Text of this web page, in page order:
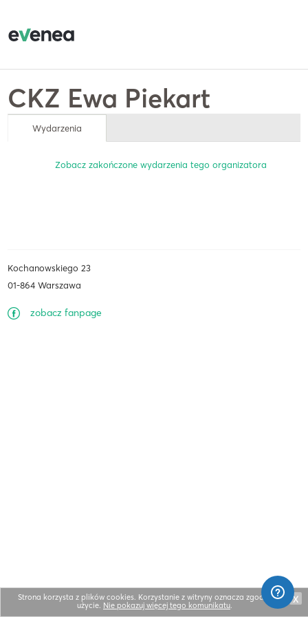
CKZ Ewa Piekart
Wydarzenia
Zobacz zakończone wydarzenia tego organizatora
Kochanowskiego 23
01-864 Warszawa
zobacz fanpage
Strona korzysta z plików cookies. Korzystanie z witryny oznacza zgodę na ich
użycie. Nie pokazuj więcej tego komunikatu.
X